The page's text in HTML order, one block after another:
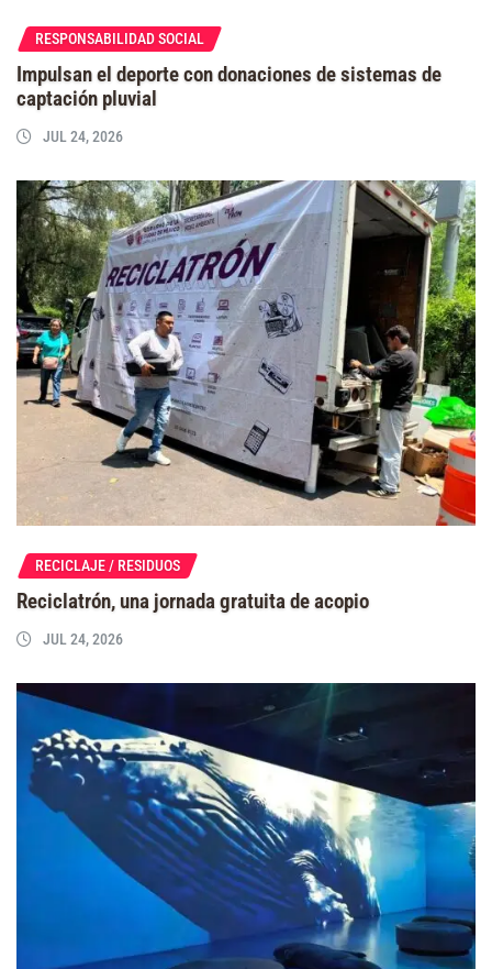
RESPONSABILIDAD SOCIAL
Impulsan el deporte con donaciones de sistemas de
captación pluvial
JUL 24, 2026
RECICLAJE / RESIDUOS
Reciclatrón, una jornada gratuita de acopio
JUL 24, 2026